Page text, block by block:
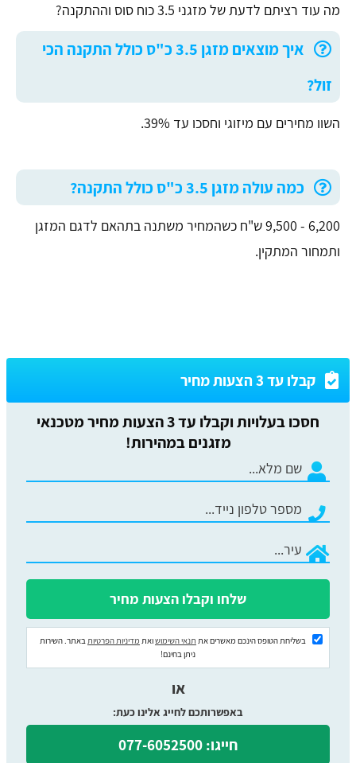
מה עוד רציתם לדעת של מזגני 3.5 כוח סוס וההתקנה?
איך מוצאים מזגן 3.5 כ"ס כולל התקנה הכי
זול?
השוו מחירים עם מיזוגי וחסכו עד 39%.
כמה עולה מזגן 3.5 כ"ס כולל התקנה?
6,200 - 9,500 ש"ח כשהמחיר משתנה בתהאם לדגם המזגן
ותמחור המתקין.
קבלו עד 3 הצעות מחיר
חסכו בעלויות וקבלו עד 3 הצעות מחיר מטכנאי
מזגנים במהירות!
בשליחת הטופס הינכם מאשרים את תנאי השימושואת מדיניות הפרטיות באתר. השירות
ניתן בחינם!
או
באפשרותכם לחייג אלינו כעת:
חייגו: 077-6052500